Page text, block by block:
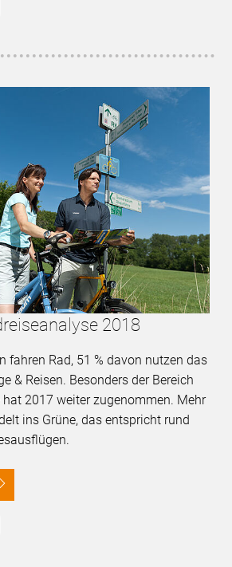
2018
fahren Rad, 51 % davon nutzen das
& Reisen. Besonders der Bereich
2017 weiter zugenommen. Mehr
ins Grüne, das entspricht rund